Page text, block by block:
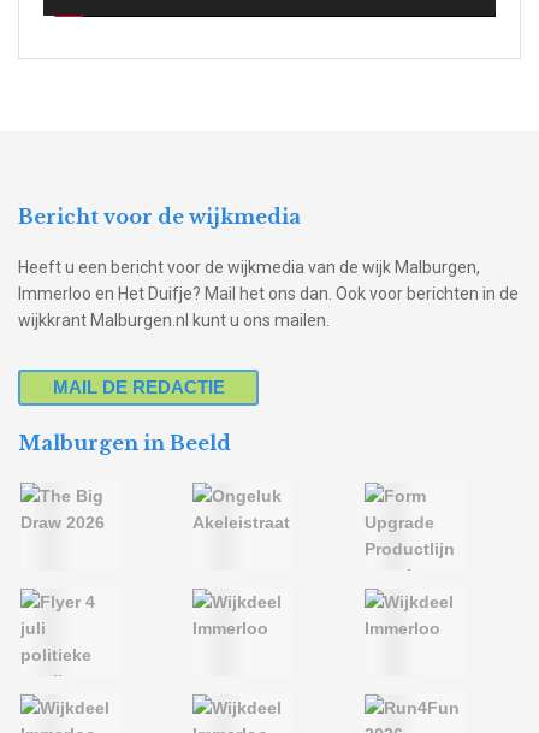
Bericht voor de wijkmedia
Heeft u een bericht voor de wijkmedia van de wijk Malburgen,
Immerloo en Het Duifje? Mail het ons dan. Ook voor berichten in de
wijkkrant Malburgen.nl kunt u ons mailen.
MAIL DE REDACTIE
Malburgen in Beeld